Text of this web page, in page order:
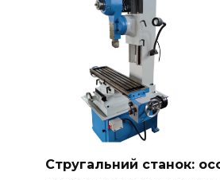
Стругальний станок: